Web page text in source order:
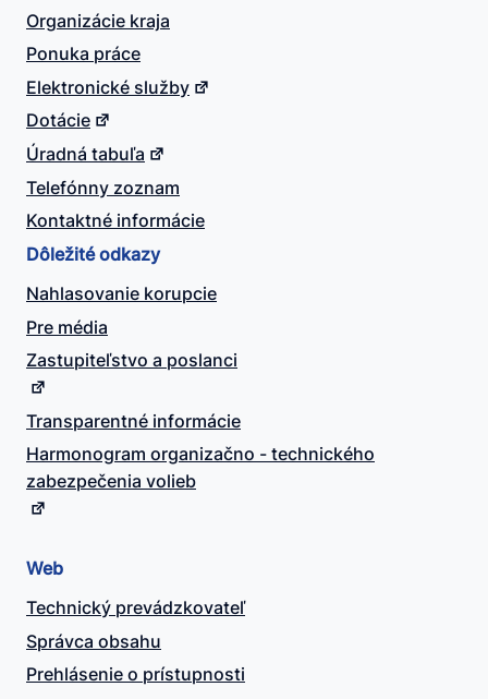
Organizácie kraja
Ponuka práce
Elektronické služby
Dotácie
Úradná tabuľa
Telefónny zoznam
Kontaktné informácie
Dôležité odkazy
Nahlasovanie korupcie
Pre média
Zastupiteľstvo a poslanci
Transparentné informácie
Harmonogram organizačno - technického
zabezpečenia volieb
Web
Technický prevádzkovateľ
Správca obsahu
Prehlásenie o prístupnosti